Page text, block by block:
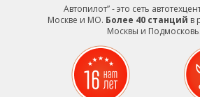
Автопилот” - это сеть
Москве и МО. Более 40 станций в
Москвы и